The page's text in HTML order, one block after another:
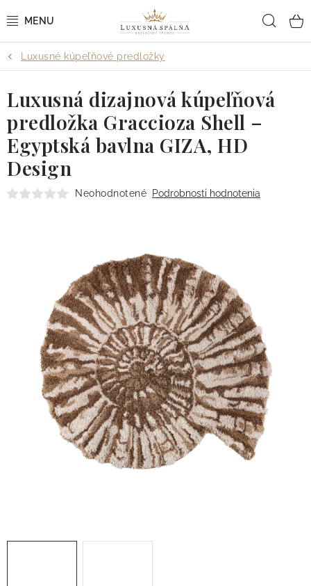
na
POSTEĽNÉ OBLIEČKY
POSTEĽNÉ PLACHTY
PREHOZY A PAPLÓNY
VANKÚŠE A OBLIEČKY
Blog Doprava
Kontakt
Obchodné podmienky
Podmienky ochrany osobných údajov
Reklamačný poriadok
Vrátenie tovaru
Luxusné kúpeľňové predložky
Luxusná dizajnová kúpeľňová
predložka Graccioza Shell –
Egyptská bavlna GIZA, HD
Design
Neohodnotené Podrobnosti hodnotenia